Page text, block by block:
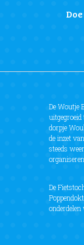
De Woutje
dorpje
de inzet
steeds
De
onderdelen